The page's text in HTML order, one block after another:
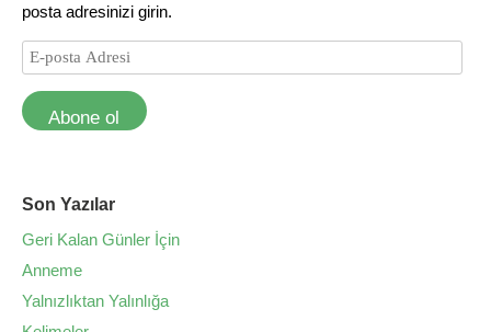
posta adresinizi girin.
Abone ol
Son Yazılar
Geri Kalan Günler İçin
Anneme
Yalnızlıktan Yalınlığa